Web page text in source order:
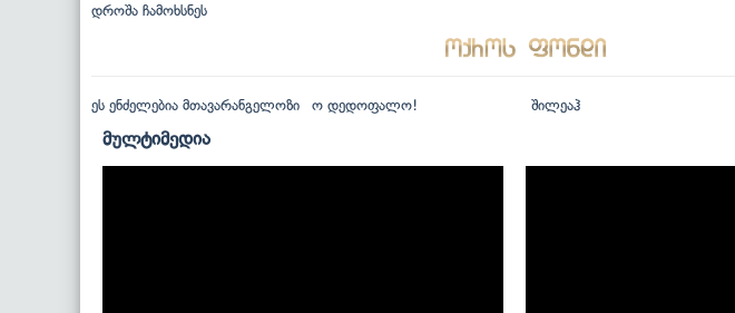
დროშა ჩამოხსნეს
ეს ენძელებია მთავარანგელოზი ო დედოფალო! შილეაჰ
მულტიმედია